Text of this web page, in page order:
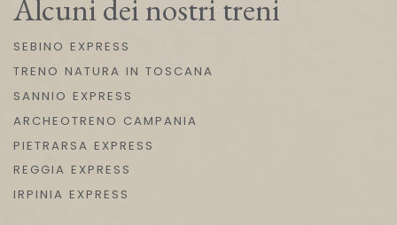
Alcuni dei nostri treni
SEBINO EXPRESS
TRENO NATURA IN TOSCANA
SANNIO EXPRESS
ARCHEOTRENO CAMPANIA
PIETRARSA EXPRESS
REGGIA EXPRESS
IRPINIA EXPRESS